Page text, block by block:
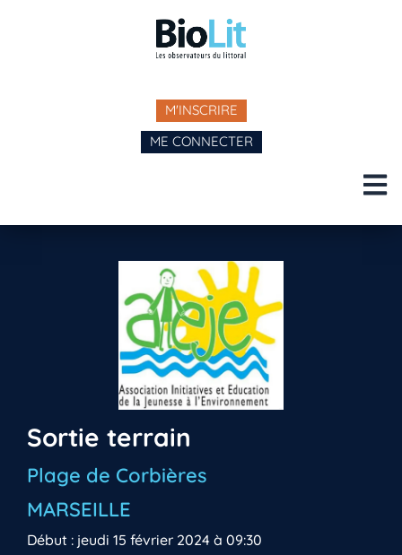
M'INSCRIRE
ME CONNECTER
Sortie terrain
Plage de Corbières
MARSEILLE
Début : jeudi 15 février 2024 à 09:30